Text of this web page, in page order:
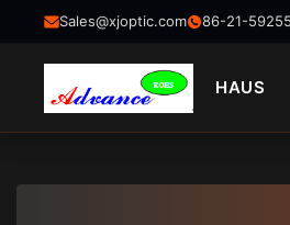
Sales@xjoptic.com 86-21-
HAUS